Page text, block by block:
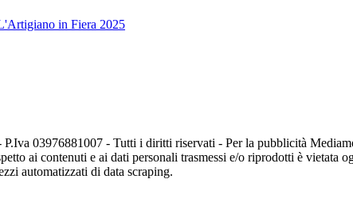
in Fiera 2025
03976881007 - Tutti i diritti riservati - Per la pubblicità
ai contenuti e ai dati personali trasmessi e/o riprodotti è vietata
automatizzati di data scraping.